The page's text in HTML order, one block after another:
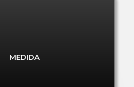
MEDIDA
RE-C06-I05-RAA-M9